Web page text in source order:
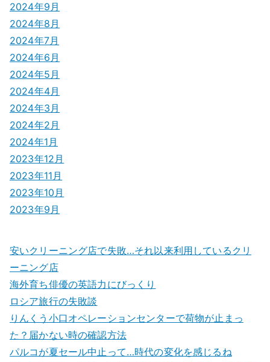
2024年9月
2024年8月
2024年7月
2024年6月
2024年5月
2024年4月
2024年3月
2024年2月
2024年1月
2023年12月
2023年11月
2023年10月
2023年9月
安いクリーニング店で失敗…それ以来利用しているクリ
ーニング店
海外育ち俳優の英語力にびっくり
ロシア旅行の失敗談
りんくう小口オペレーションセンターで荷物が止まっ
た？届かない時の確認方法
パルコが夏セール中止って…時代の変化を感じるね